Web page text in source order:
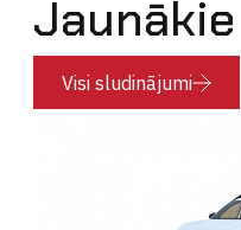
Visi sludinājumi